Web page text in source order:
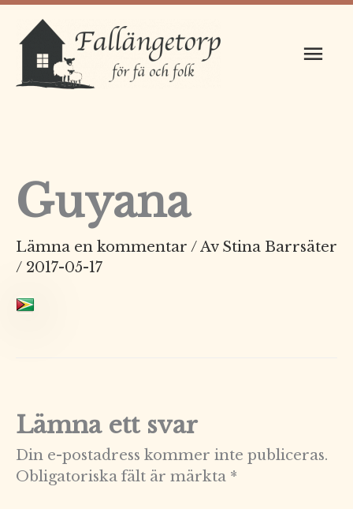
Hoppa
innehåll
Guyana
Lämna en kommentar / Av Stina Barrsäter
/ 2017-05-17
Lämna ett svar
Din e-postadress kommer inte publiceras.
Obligatoriska fält är märkta *